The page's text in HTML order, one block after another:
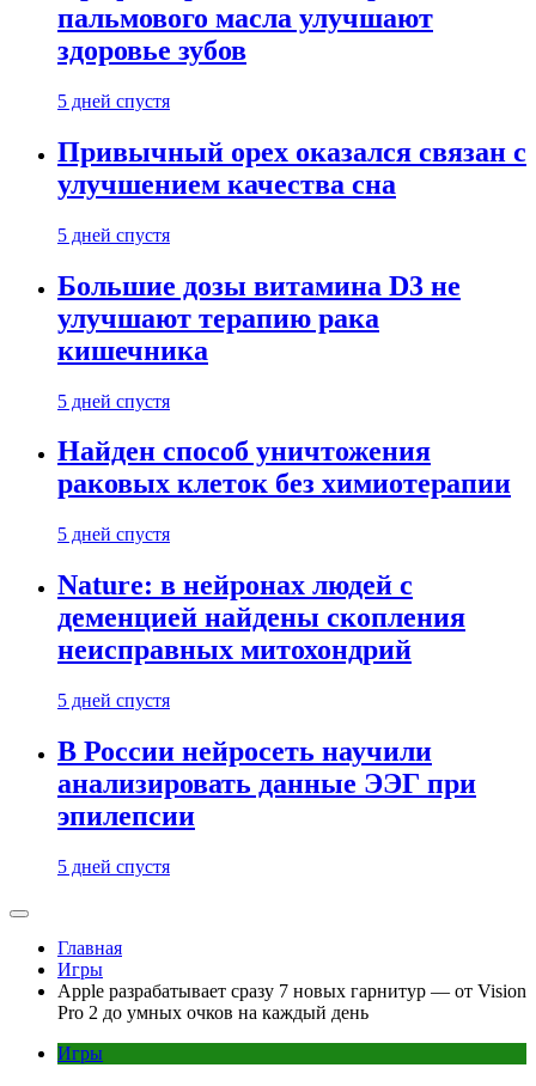
пальмового масла улучшают
здоровье зубов
5 дней спустя
Привычный орех оказался связан с
улучшением качества сна
5 дней спустя
Большие дозы витамина D3 не
улучшают терапию рака
кишечника
5 дней спустя
Найден способ уничтожения
раковых клеток без химиотерапии
5 дней спустя
Nature: в нейронах людей с
деменцией найдены скопления
неисправных митохондрий
5 дней спустя
В России нейросеть научили
анализировать данные ЭЭГ при
эпилепсии
5 дней спустя
Главная
Игры
Apple разрабатывает сразу 7 новых гарнитур — от Vision
Pro 2 до умных очков на каждый день
Игры